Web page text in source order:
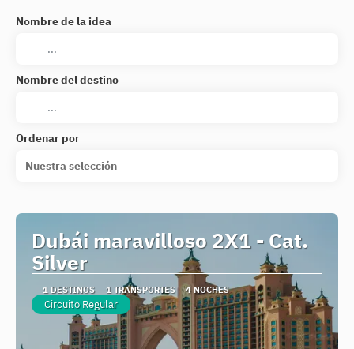
Nombre de la idea
Nombre del destino
Ordenar por
Nuestra selección
Dubái maravilloso 2X1 - Cat.
Silver
1 DESTINOS 1 TRANSPORTES 4 NOCHES
Circuito Regular